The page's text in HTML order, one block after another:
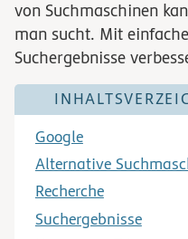
von Suchmaschinen
man sucht. Mit
Suchergebnisse
Google
Alternative
Recherche
Suchergebnisse